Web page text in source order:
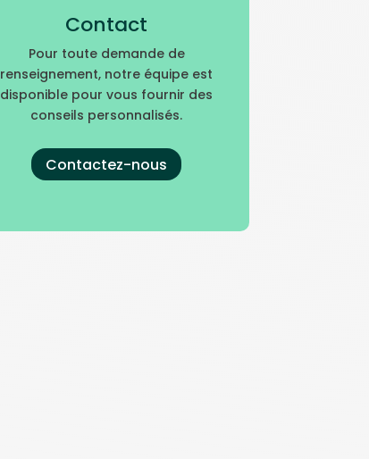
Contact
Pour toute demande de
renseignement, notre équipe est
disponible pour vous fournir des
conseils personnalisés.
Contactez-nous